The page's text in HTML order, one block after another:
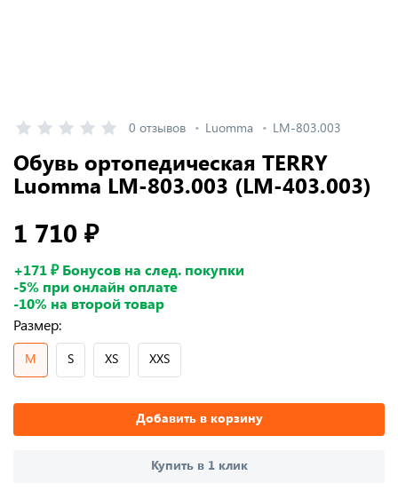
0 отзывов Luomma LM-803.003
Обувь ортопедическая TERRY
Luomma LM-803.003 (LM-403.003)
1 710 ₽
+171 ₽ Бонусов на след. покупки
-5% при онлайн оплате
-10% на второй товар
Размер:
M S XS XXS
Добавить в корзину
Купить в 1 клик